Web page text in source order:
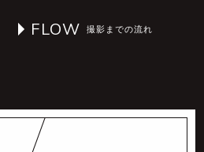
FLOW